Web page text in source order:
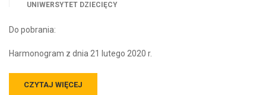
UNIWERSYTET DZIECIĘCY
Do pobrania:
Harmonogram z dnia 21 lutego 2020 r.
CZYTAJ WIĘCEJ